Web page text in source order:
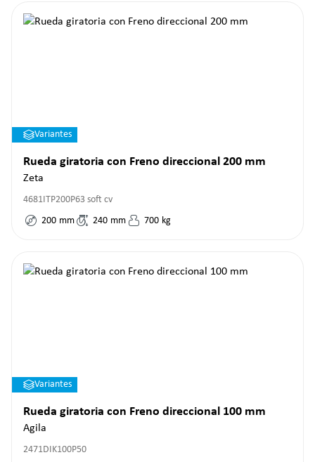
Variantes
Rueda giratoria con Freno direccional 200 mm
Zeta
4681ITP200P63 soft cv
200 mm 240 mm 700 kg
Variantes
Rueda giratoria con Freno direccional 100 mm
Agila
2471DIK100P50